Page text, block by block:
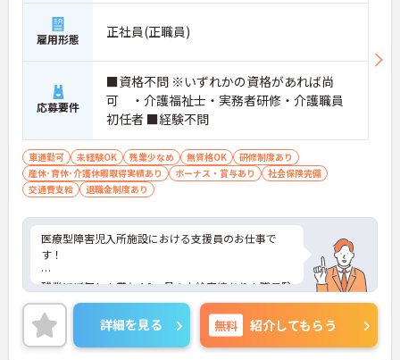
雇用形態 正社員(正職員)
応募要件
■資格不問 ※いずれかの資格があれば尚
可 ・介護福祉士・実務者研修・介護職員
初任者 ■経験不問
車通勤可 未経験OK 残業少なめ 無資格OK
研修制度あり
産休･育休･介護休暇取得実績あり
ボーナス・賞与あり
社会保険完備
交通費支給
退職金制度あり
医療型障害児入所施設における支援員のお仕事で
す！
残業ほぼ無し！賞与4.0ヵ月の支給実績あり！職員駐
車場完備！
研修制度が充実しており個々の能力に合わせてレベ
ルアップを目指せます！
詳細を見る 無料 紹介してもらう